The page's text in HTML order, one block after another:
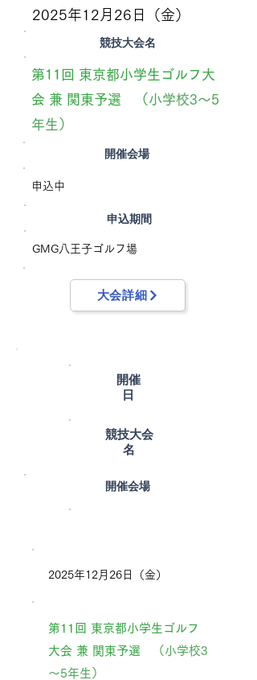
2025年12月26日（金）
競技大会名
第11回 東京都小学生ゴルフ大
会 兼 関東予選
（小学校3～5
年生）
申込中
申込期間
GMG八王子ゴルフ場
大会詳細
​開催会場
開催
日
競技大会
名
​開催会場
2025年12月26日（金）
第11回 東京都小学生ゴルフ
大会 兼 関東予選
（小学校3
～5年生）